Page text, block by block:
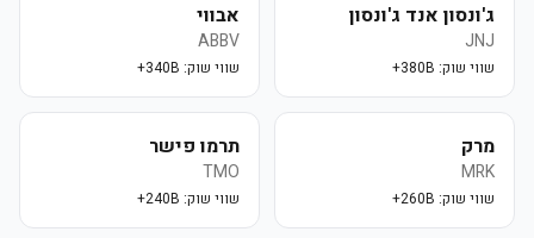
ג'ונסון אנד ג'ונסון
JNJ
שווי שוק: 380B+
אבווי
ABBV
שווי שוק: 340B+
מרק
MRK
שווי שוק: 260B+
תרמו פישר
TMO
שווי שוק: 240B+